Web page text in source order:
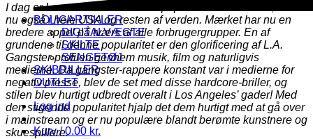
BOLIGARTIKLER
DIGITALVÆGTE
SKILTE
SENGETØJ
SKIBRILLER
OUTLET
Log ind
Kurv /0.00 kr.
I dag er Locs solbriller ikke kun populære i Californien, men
nu også i hele USA og resten af verden. Mærket har nu en
bredere appel på tværs af alle forbrugergrupper. En af
grundene til denne popularitet er den glorificering af L.A.
Gangster-profilen gennem musik, film og naturligvis
medierne. Da gangster-rappere konstant var i medierne for
negativ presse, blev de set med disse hardcore-briller, og
stilen blev hurtigt udbredt overalt i Los Angeles’ gader! Med
den stigende popularitet hjalp det dem hurtigt med at gå over
i mainstream og er nu populære blandt berømte kunstnere og
skuespillere.